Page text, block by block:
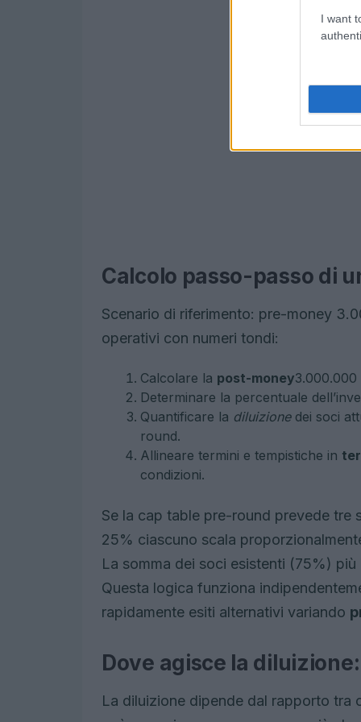
I want
Calcolo passo-passo di
Scenario di riferimento: pre-money
operativi con numeri tondi:
Calcolare la post-money
Determinare la percentuale
Quantificare la diluizionedei soci
round.
Allineare termini e tempistiche in
condizioni.
Se la cap table pre-round prevede tre
25% ciascuno scala
La somma dei soci esistenti (75%)
Questa logica funziona
rapidamente esiti alternativi variando
Dove agisce la
La diluizione dipende dal rapporto tra